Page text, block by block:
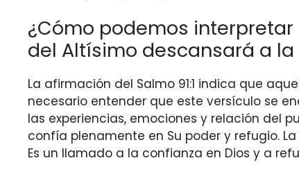
¿Cómo podemos
del Altísimo descansará a
La afirmación del Salmo 91:1 indica que
necesario entender que este versículo se
las experiencias, emociones y relación del
confía plenamente en Su poder y refugio.
Es un llamado a la confianza en Dios y a